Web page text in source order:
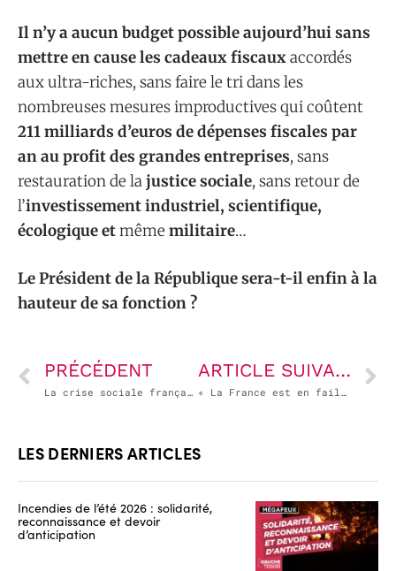
Il n’y a aucun budget possible aujourd’hui sans
mettre en cause les cadeaux fiscauxaccordés
aux ultra-riches, sans faire le tri dans les
nombreuses mesures improductives qui coûtent
211 milliards d’euros de dépenses fiscales par
an au profit des grandes entreprises, sans
restauration de lajustice sociale, sans retour de
l’investissement industriel, scientifique,
écologique etmême militaire…
Le Président de la République sera-t-il enfin à la
hauteur de sa fonction ?
PRÉCÉDENT
La crise sociale française en 2025
ARTICLE SUIVANT
« La France est en faillite ? Mensonge, la France vit en dessous de ses moyens ! » – tribune de Mathieu Pouydesseau dans Marianne
LES DERNIERS ARTICLES
Incendies de l’été 2026 : solidarité,
reconnaissance et devoir
d’anticipation